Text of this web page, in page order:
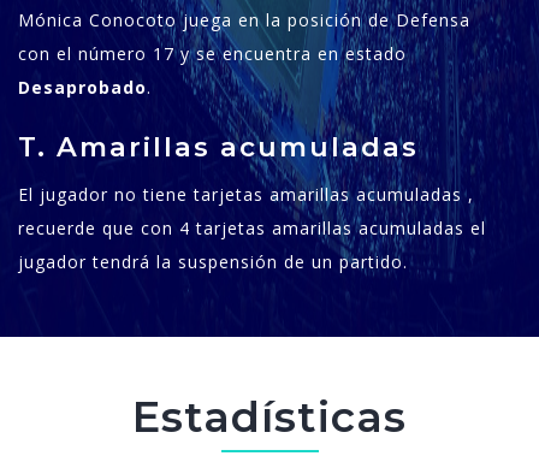
Mónica Conocoto juega en la posición de Defensa
con el número 17 y se encuentra en estado
Desaprobado.
T. Amarillas acumuladas
El jugador no tiene tarjetas amarillas acumuladas ,
recuerde que con 4 tarjetas amarillas acumuladas el
jugador tendrá la suspensión de un partido.
Estadísticas